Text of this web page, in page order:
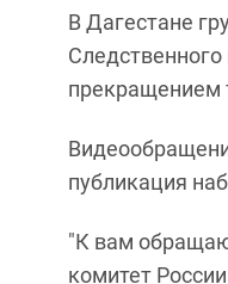
В Дагестане
прекращением
публикация
"К вам
комитет